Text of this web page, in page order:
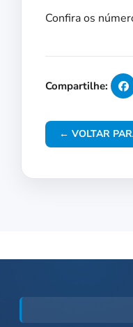
Confira os
Compartilhe:
← VOLTAR